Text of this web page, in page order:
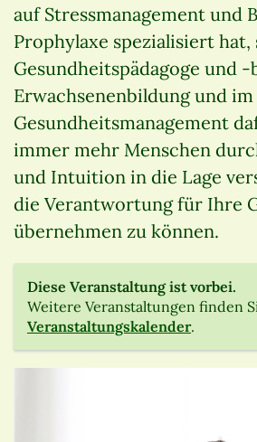
auf Stressmanagement und
Prophylaxe spezialisiert hat,
Gesundheitspädagoge und
Erwachsenenbildung und
Gesundheitsmanagement
immer mehr Menschen
und Intuition in die Lage
die Verantwortung für Ihre
übernehmen zu können.
Diese Veranstaltung ist vorbei.
Weitere Veranstaltungen finden
Veranstaltungskalender.